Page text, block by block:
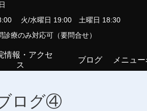
火/水曜日 19:00 土曜日 18:30
療のみ対応可（要問合せ）
情報・アクセ
ス
ブログ メニュー
ログ④